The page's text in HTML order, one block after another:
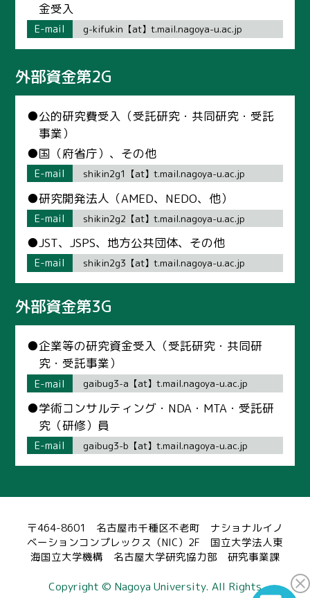
金受入
E-mail g-kifukin【at】t.mail.nagoya-u.ac.jp
外部資金第2G
●公的研究費受入（受託研究・共同研究・受託
事業）
●国（府省庁）、その他
E-mail shikin2g1【at】t.mail.nagoya-u.ac.jp
●研究開発法人（AMED、NEDO、他）
E-mail shikin2g2【at】t.mail.nagoya-u.ac.jp
●JST、JSPS、地方公共団体、その他
E-mail shikin2g3【at】t.mail.nagoya-u.ac.jp
外部資金第3G
●企業等の研究資金受入（受託研究・共同研
究・受託事業）
E-mail gaibug3-a【at】t.mail.nagoya-u.ac.jp
●学術コンサルティング・NDA・MTA・受託研
究（研修）員
E-mail gaibug3-b【at】t.mail.nagoya-u.ac.jp
〒464-8601 名古屋市千種区不老町 ナショナルイノ
ベーションコンプレックス（NIC）2F 国立大学法人東
海国立大学機構 名古屋大学研究協力部 研究事業課
Copyright © Nagoya University. All Rights